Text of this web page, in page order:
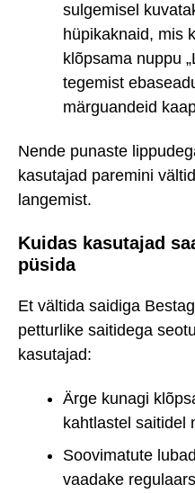
sulgemisel
hüpikaknaid, mis
klõpsama nuppu
tegemist
märguandeid
Nende punaste
kasutajad paremini
langemist.
Kuidas kasutajad
püsida
Et vältida saidiga
petturlike saitidega
kasutajad:
Ärge kunagi
kahtlastel saitidel
Soovimatute
vaadake